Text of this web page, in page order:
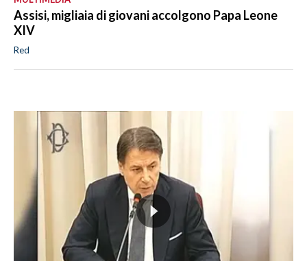
Assisi, migliaia di giovani accolgono Papa Leone
XIV
Red